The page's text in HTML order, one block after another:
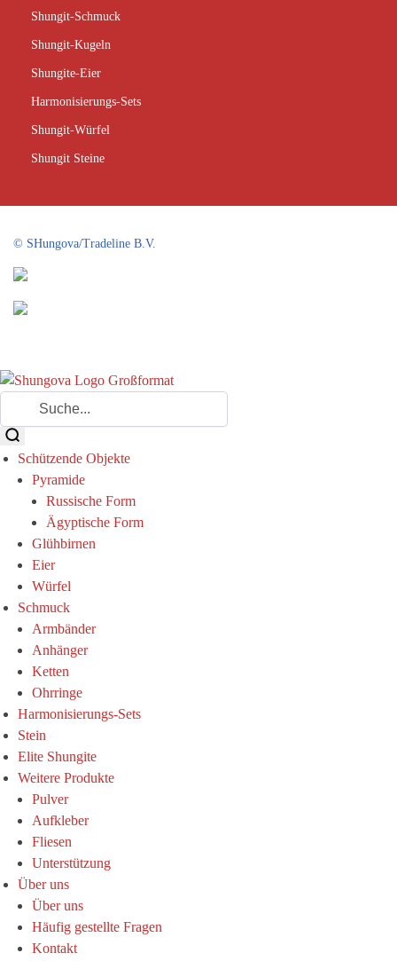
Shungit-Schmuck
Shungit-Kugeln
Shungite-Eier
Harmonisierungs-Sets
Shungit-Würfel
Shungit Steine
© SHungova/Tradeline B.V.
Schützende Objekte
Pyramide
Russische Form
Ägyptische Form
Glühbirnen
Eier
Würfel
Schmuck
Armbänder
Anhänger
Ketten
Ohrringe
Harmonisierungs-Sets
Stein
Elite Shungite
Weitere Produkte
Pulver
Aufkleber
Fliesen
Unterstützung
Über uns
Über uns
Häufig gestellte Fragen
Kontakt